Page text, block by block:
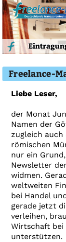
Freelance-
Liebe Leser,
der Monat
Namen der
zugleich
römischen
nur ein
Newsletter
widmen.
weltweiten
bei Handel
gerade jetzt
verleihen,
Wirtschaft bei
unterstützen.